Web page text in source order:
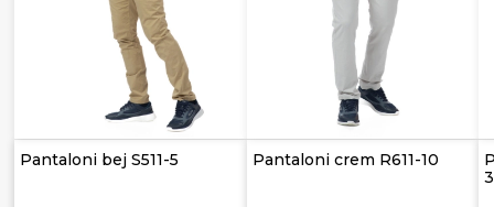
Pantaloni bej S511-5 Pantaloni crem R611-10
3